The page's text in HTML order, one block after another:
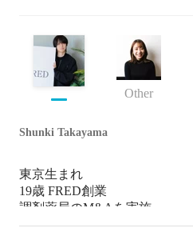
Other
Shunki Takayama
東京生まれ
19歳 FRED創業
調剤薬局のM&Aを実施。
日本最年少(多分)の薬局オー